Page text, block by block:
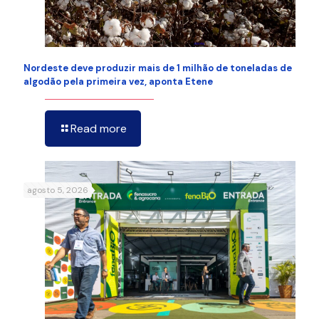
Nordeste deve produzir mais de 1 milhão de toneladas de
algodão pela primeira vez, aponta Etene
Read more
agosto 5, 2026